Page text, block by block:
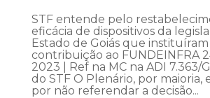
STF entende pelo
eficácia de dispositivos da
Estado de Goiás que instituíram
contribuição ao FUNDEINFRA
2023 | Ref na MC na ADI 7.363/
do STF O Plenário, por maioria,
por não referendar a decisão...